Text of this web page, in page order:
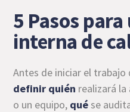
5 Pasos
interna de
Antes de iniciar el trabajo
definir quién realizará
o un equipo, quése